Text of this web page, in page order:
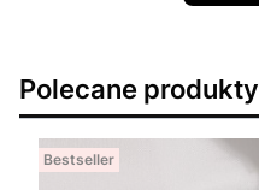
Polecane produkty
Bestseller